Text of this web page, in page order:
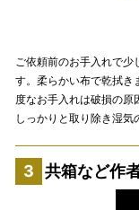
ご依頼前のお手入れで少
す。柔らかい布で乾拭き
度なお手入れは破損の原
しっかりと取り除き湿気
共箱など作